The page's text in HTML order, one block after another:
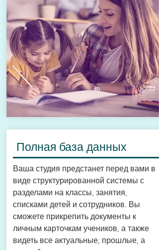
Полная база данных
Ваша студия предстанет перед вами в
виде структурированной системы с
разделами на классы, занятия,
списками детей и сотрудников. Вы
сможете прикрепить документы к
личным карточкам учеников, а также
видеть все актуальные, прошлые, а